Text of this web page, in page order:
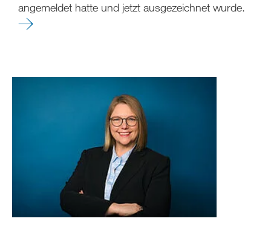
angemeldet hatte und jetzt ausgezeichnet wurde.